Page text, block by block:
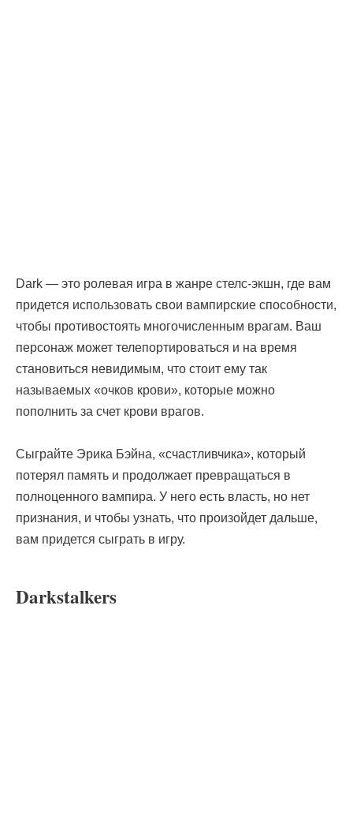
Dark — это ролевая игра в жанре стелс-экшн, где вам
придется использовать свои вампирские способности,
чтобы противостоять многочисленным врагам. Ваш
персонаж может телепортироваться и на время
становиться невидимым, что стоит ему так
называемых «очков крови», которые можно
пополнить за счет крови врагов.
Сыграйте Эрика Бэйна, «счастливчика», который
потерял память и продолжает превращаться в
полноценного вампира. У него есть власть, но нет
признания, и чтобы узнать, что произойдет дальше,
вам придется сыграть в игру.
Darkstalkers